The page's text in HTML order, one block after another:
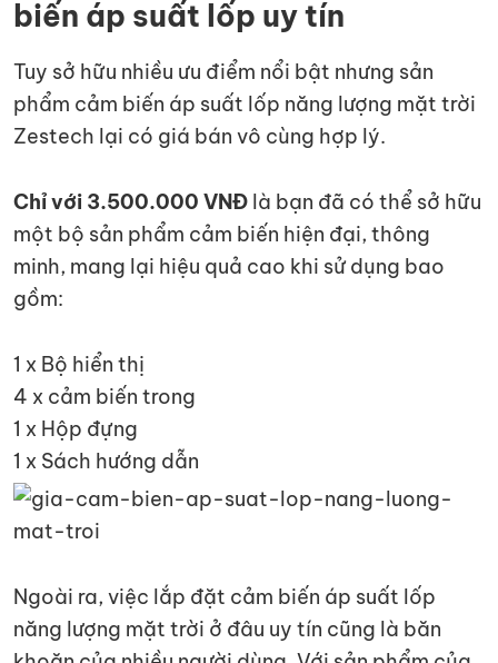
biến áp suất lốp uy tín
Tuy sở hữu nhiều ưu điểm nổi bật nhưng sản
phẩm cảm biến áp suất lốp năng lượng mặt trời
Zestech lại có giá bán vô cùng hợp lý.
Chỉ với 3.500.000 VNĐ là bạn đã có thể sở hữu
một bộ sản phẩm cảm biến hiện đại, thông
minh, mang lại hiệu quả cao khi sử dụng bao
gồm:
1 x Bộ hiển thị
4 x cảm biến trong
1 x Hộp đựng
1 x Sách hướng dẫn
Ngoài ra, việc lắp đặt cảm biến áp suất lốp
năng lượng mặt trời ở đâu uy tín cũng là băn